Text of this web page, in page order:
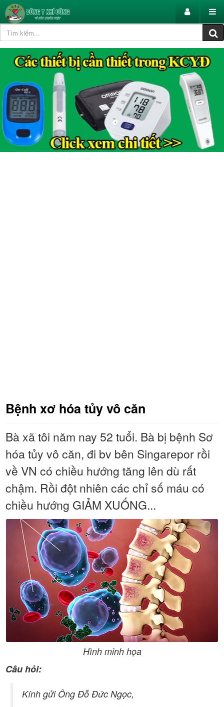
Bệnh xơ hóa tủy vô căn
Bà xã tôi năm nay 52 tuổi. Bà bị bệnh Sơ
hóa tủy vô căn, đi bv bên Singarepor rồi
về VN có chiều hướng tăng lên dù rất
chậm. Rồi đột nhiên các chỉ số máu có
chiều hướng GIẢM XUỐNG...
Hình minh họa
Câu hỏi:
Kính gửi Ông Đỗ Đức Ngọc,